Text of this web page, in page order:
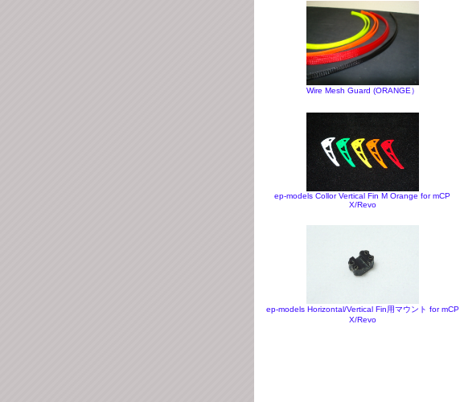
Wire Mesh Guard (ORANGE）
ep-models Collor Vertical Fin M Orange for mCP
X/Revo
ep-models Horizontal/Vertical Fin用マウント for mCP
X/Revo